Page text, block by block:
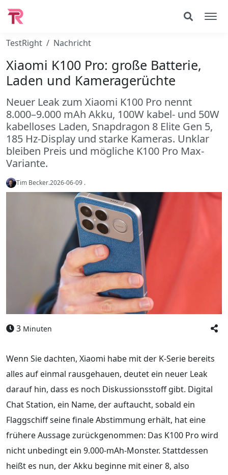
TestRight Nachricht
Xiaomi K100 Pro: große Batterie,
Laden und Kameragerüchte
Neuer Leak zum Xiaomi K100 Pro nennt
8.000–9.000 mAh Akku, 100W kabel- und 50W
kabelloses Laden, Snapdragon 8 Elite Gen 5,
185 Hz-Display und starke Kameras. Unklar
bleiben Preis und mögliche K100 Pro Max-
Variante.
Tim Becker.2026-06-09 .
3 Minuten
Wenn Sie dachten, Xiaomi habe mit der K-Serie bereits
alles auf einmal rausgehauen, deutet ein neuer Leak
darauf hin, dass es noch Diskussionsstoff gibt. Digital
Chat Station, ein Name, der auftaucht, sobald ein
Flaggschiff seine finale Abstimmung erhält, hat eine
frühere Aussage zurückgenommen: Das K100 Pro wird
nicht unbedingt ein 9.000-mAh-Monster. Stattdessen
heißt es nun, der Akku beginne mit einer 8, also